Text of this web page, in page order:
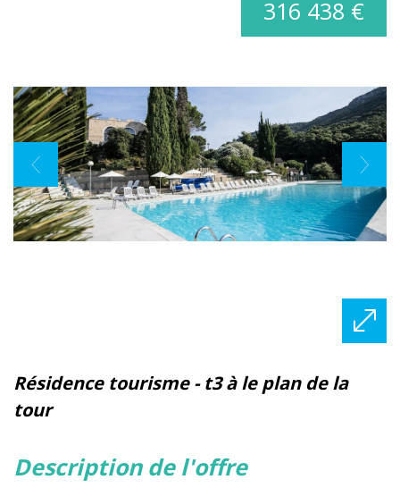
316 438 €
résidence tourisme - t3 à le plan de la
tour
description de l'offre